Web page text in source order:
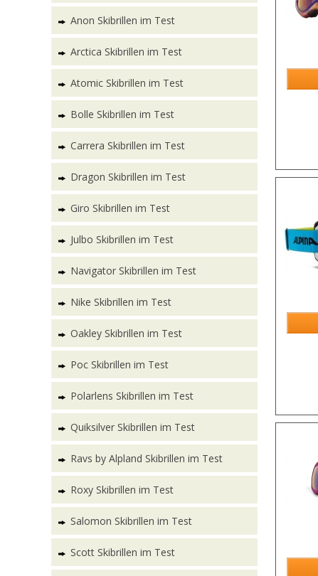
Anon Skibrillen im Test
Arctica Skibrillen im Test
Atomic Skibrillen im Test
Bolle Skibrillen im Test
Carrera Skibrillen im Test
Dragon Skibrillen im Test
Giro Skibrillen im Test
Julbo Skibrillen im Test
Navigator Skibrillen im Test
Nike Skibrillen im Test
Oakley Skibrillen im Test
Poc Skibrillen im Test
Polarlens Skibrillen im Test
Quiksilver Skibrillen im Test
Ravs by Alpland Skibrillen im Test
Roxy Skibrillen im Test
Salomon Skibrillen im Test
Scott Skibrillen im Test